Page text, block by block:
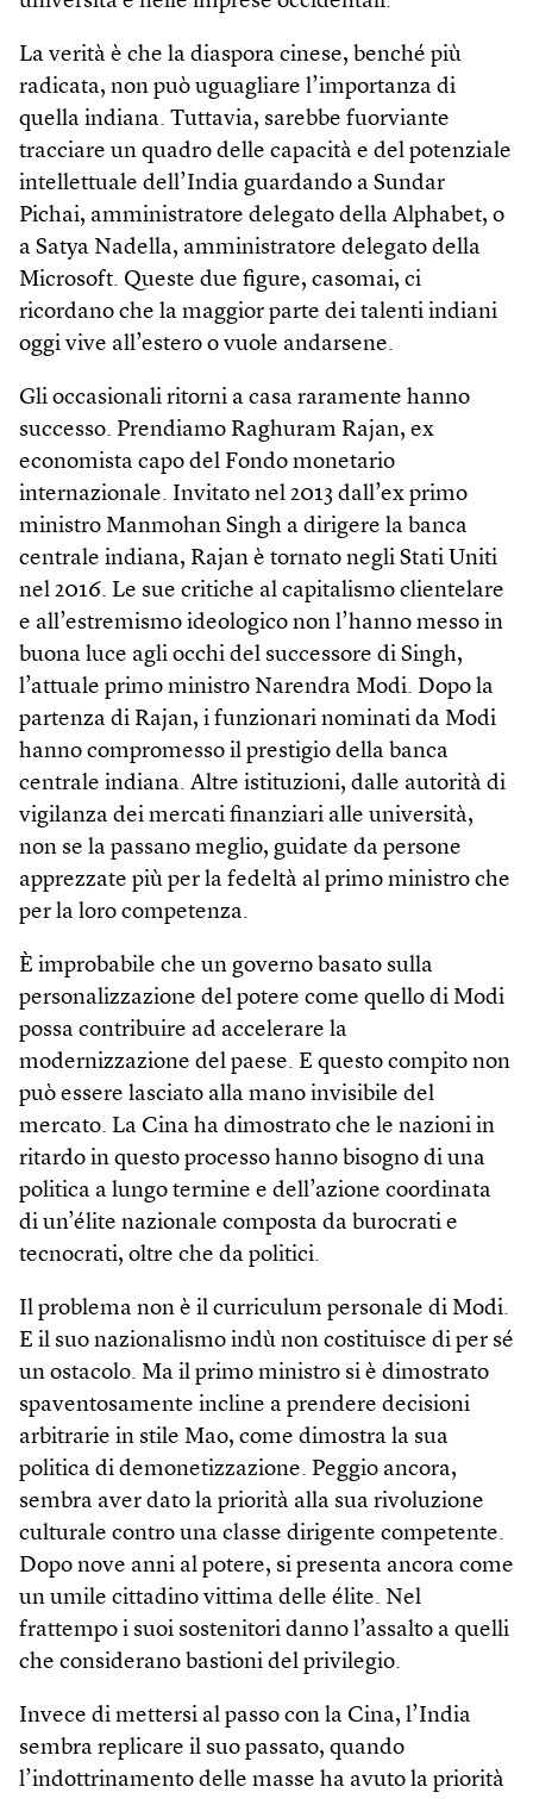
La verità è che la diaspora cinese, benché più
radicata, non può uguagliare l’importanza di
quella indiana. Tuttavia, sarebbe fuorviante
tracciare un quadro delle capacità e del potenziale
intellettuale dell’India guardando a Sundar
Pichai, amministratore delegato della Alphabet, o
a Satya Nadella, amministratore delegato della
Microsoft. Queste due figure, casomai, ci
ricordano che la maggior parte dei talenti indiani
oggi vive all’estero o vuole andarsene.
Gli occasionali ritorni a casa raramente hanno
successo. Prendiamo Raghuram Rajan, ex
economista capo del Fondo monetario
internazionale. Invitato nel 2013 dall’ex primo
ministro Manmohan Singh a dirigere la banca
centrale indiana, Rajan è tornato negli Stati Uniti
nel 2016. Le sue critiche al capitalismo clientelare
e all’estremismo ideologico non l’hanno messo in
buona luce agli occhi del successore di Singh,
l’attuale primo ministro Narendra Modi. Dopo la
partenza di Rajan, i funzionari nominati da Modi
hanno compromesso il prestigio della banca
centrale indiana. Altre istituzioni, dalle autorità di
vigilanza dei mercati finanziari alle università,
non se la passano meglio, guidate da persone
apprezzate più per la fedeltà al primo ministro che
per la loro competenza.
È improbabile che un governo basato sulla
personalizzazione del potere come quello di Modi
possa contribuire ad accelerare la
modernizzazione del paese. E questo compito non
può essere lasciato alla mano invisibile del
mercato. La Cina ha dimostrato che le nazioni in
ritardo in questo processo hanno bisogno di una
politica a lungo termine e dell’azione coordinata
di un’élite nazionale composta da burocrati e
tecnocrati, oltre che da politici.
Il problema non è il curriculum personale di Modi.
E il suo nazionalismo indù non costituisce di per sé
un ostacolo. Ma il primo ministro si è dimostrato
spaventosamente incline a prendere decisioni
arbitrarie in stile Mao, come dimostra la sua
politica di demonetizzazione. Peggio ancora,
sembra aver dato la priorità alla sua rivoluzione
culturale contro una classe dirigente competente.
Dopo nove anni al potere, si presenta ancora come
un umile cittadino vittima delle élite. Nel
frattempo i suoi sostenitori danno l’assalto a quelli
che considerano bastioni del privilegio.
Invece di mettersi al passo con la Cina, l’India
sembra replicare il suo passato, quando
l’indottrinamento delle masse ha avuto la priorità